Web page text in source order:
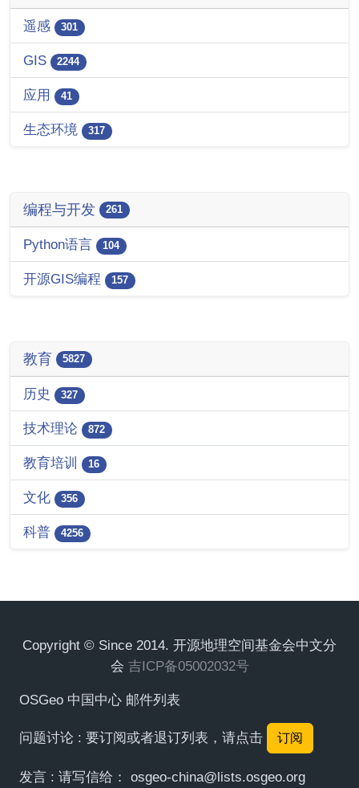
遥感 301
GIS 2244
应用 41
生态环境 317
编程与开发 261
Python语言 104
开源GIS编程 157
教育 5827
历史 327
技术理论 872
教育培训 16
文化 356
科普 4256
Copyright © Since 2014. 开源地理空间基金会中文分
会 吉ICP备05002032号
OSGeo 中国中心 邮件列表
问题讨论 : 要订阅或者退订列表，请点击 订阅
发言 : 请写信给： osgeo-china@lists.osgeo.org